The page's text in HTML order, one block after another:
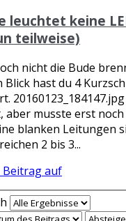
leuchtet keine
teilweise)
nicht die Bude
hast du 4
aber musste erst noch
blanken Leitungen
2 bis 3...
Beitrag auf